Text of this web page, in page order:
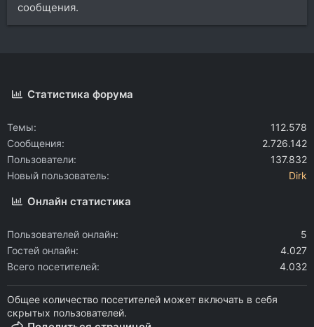
сообщения.
Статистика форума
Темы
112.578
Сообщения
2.726.142
Пользователи
137.832
Новый пользователь
Dirk
Онлайн статистика
Пользователей онлайн
5
Гостей онлайн
4.027
Всего посетителей
4.032
Общее количество посетителей может включать в себя
скрытых пользователей.